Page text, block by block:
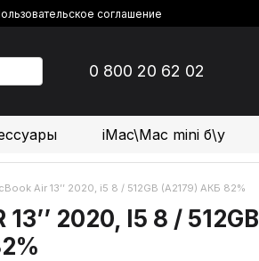
соглашение
0 800 20 62 02
iMac\Mac mini б\у
Air 13’’ 2020, i5 8 / 512GB (A2179) АКБ 82%
2020, I5 8 / 512GB